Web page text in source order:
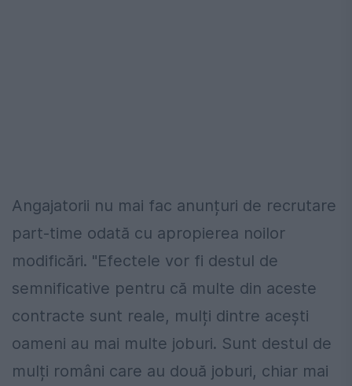
Angajatorii nu mai fac anunțuri de recrutare
part-time odată cu apropierea noilor
modificări. "Efectele vor fi destul de
semnificative pentru că multe din aceste
contracte sunt reale, mulți dintre acești
oameni au mai multe joburi. Sunt destul de
mulți români care au două joburi, chiar mai